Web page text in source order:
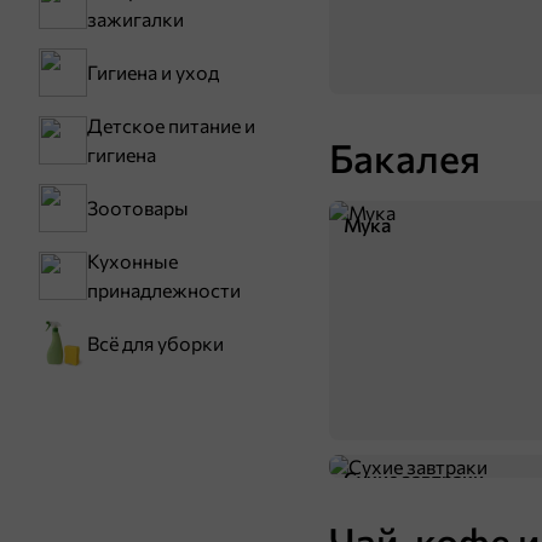
197,6 ₽ 0,5 кг
В корзину
зажигалки
Гигиена и уход
Детское питание и
гигиена
Зоотовары
Кухонные
принадлежности
Всё для уборки
Бакалея
Мука
Сухие завтраки